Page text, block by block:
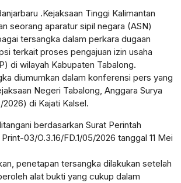
.Kejaksaan Tinggi Kalimantan
seorang aparatur sipil negara (ASN)
tersangka dalam perkara dugaan
terkait proses pengajuan izin usaha
di wilayah Kabupaten Tabalong.
diumumkan dalam konferensi pers yang
Negeri Tabalong, Anggara Surya
di Kajati Kalsel.
berdasarkan Surat Perintah
03/O.3.16/FD.1/05/2026 tanggal 11 Mei
penetapan tersangka dilakukan setelah
alat bukti yang cukup dalam